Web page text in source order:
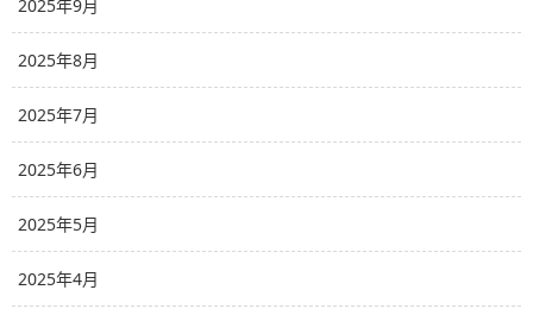
2025年9月
2025年8月
2025年7月
2025年6月
2025年5月
2025年4月